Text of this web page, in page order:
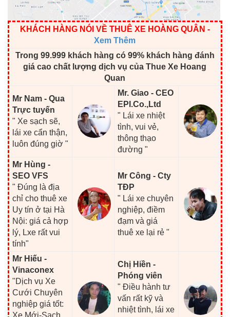
KHÁCH HÀNG NÓI VỀ THUÊ XE HOÀNG QUÂN -
Xem Thêm
Trong 99.999 khách hàng có 99% khách hàng đánh
giá cao chất lượng dịch vụ của Thue Xe Hoang
Quan
Mr Nam - Qua
Trực tuyến
" Xe sạch sẽ,
lái xe cẩn thận,
luôn đúng giờ "
Mr. Giao - CEO
EPI.Co.,Ltd
" Lái xe nhiệt
tình, vui vẻ,
thông thạo
đường "
Mr Hùng -
SEO VFS
" Đúng là địa
chỉ cho thuê xe
Uy tín ở tại Hà
Nội: giá cả hợp
lý, Lxe rất vui
tính"
Mr Công - Cty
TĐP
" Lái xe chuyên
nghiệp, điềm
đạm và giá
thuê xe lại rẻ "
Mr Hiếu -
Vinaconex
"Dịch vụ Xe
Cưới Chuyên
nghiệp giá tốt:
Xe Mới-Sạch
Chị Hiền -
Phóng viên
" Điều hành tư
vấn rất kỹ và
nhiệt tình, lái xe